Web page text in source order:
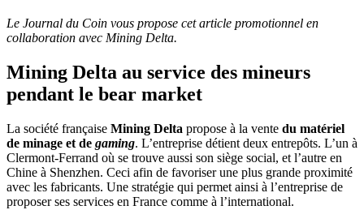
Le Journal du Coin vous propose cet article promotionnel en
collaboration avec Mining Delta.
Mining Delta au service des mineurs
pendant le bear market
La société française Mining Delta propose à la vente du matériel
de minage et de gaming. L’entreprise détient deux entrepôts. L’un à
Clermont-Ferrand où se trouve aussi son siège social, et l’autre en
Chine à Shenzhen. Ceci afin de favoriser une plus grande proximité
avec les fabricants. Une stratégie qui permet ainsi à l’entreprise de
proposer ses services en France comme à l’international.